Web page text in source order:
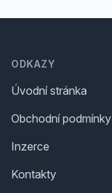
ODKAZY
Úvodní stránka
Obchodní podmínky
Inzerce
Kontakty